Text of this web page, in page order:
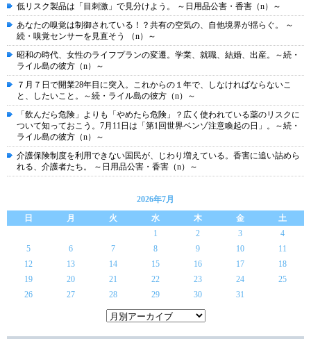
低リスク製品は「目刺激」で見分けよう。 ～日用品公害・香害（n）～
あなたの嗅覚は制御されている！？共有の空気の、自他境界が揺らぐ。 ～
続・嗅覚センサーを見直そう （n）～
昭和の時代、女性のライフプランの変遷。学業、就職、結婚、出産。～続・
ライル島の彼方（n）～
７月７日で開業28年目に突入。これからの１年で、しなければならないこ
と、したいこと。～続・ライル島の彼方（n）～
「飲んだら危険」よりも「やめたら危険」？広く使われている薬のリスクに
ついて知っておこう。7月11日は「第1回世界ベンゾ注意喚起の日」。～続・
ライル島の彼方（n）～
介護保険制度を利用できない国民が、じわり増えている。香害に追い詰めら
れる、介護者たち。 ～日用品公害・香害（n）～
2026年7月
日
月 火 水 木 金
土
1
2 3
4
5
6 7 8 9 10
11
12
13 14 15 16 17
18
19
20 21 22 23 24
25
26
27 28 29 30 31